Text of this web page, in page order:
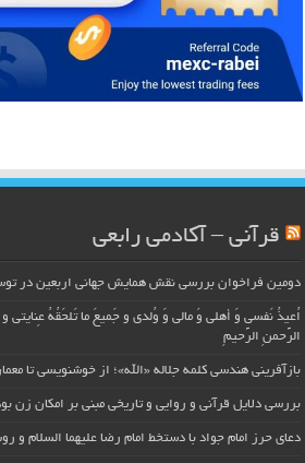
قرآنی – آکادمی رابعی
دومین فراخوان بررسی نقش همایش جهانی اربعین در
اُعیذُ نَفسی وَ أهلی وَ مالی وَ وُلدی و جَمیعَ ما تَلحَقُهُ عِنایتی
الرَّحمنِ الرَّحیمِ
بازآفرینی هندسی کلمه جلاله «الله»؛ از خوشنویسی تا
بررسی دلایل قرآنی و روایی و تاریخی مبنی بر امکان
دعای حرز امام جواد با دستخط امام رضا علیهما السلام و